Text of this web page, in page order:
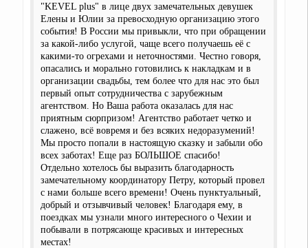
"KEVEL plus" в лице двух замечательных девушек
Елены и Юлии за превосходную организацию этого
события! В России мы привыкли, что при обращении
за какой-либо услугой, чаще всего получаешь её с
какими-то огрехами и неточностями. Честно говоря,
опасались и морально готовились к накладкам и в
организации свадьбы, тем более что для нас это был
первый опыт сотрудничества с зарубежным
агентством. Но Ваша работа оказалась для нас
приятным сюрпризом! Агентство работает четко и
слажено, всё вовремя и без всяких недоразумений!
Мы просто попали в настоящую сказку и забыли обо
всех заботах! Еще раз БОЛЬШОЕ спасибо!
Отдельно хотелось бы выразить благодарность
замечательному координатору Петру, который провел
с нами больше всего времени! Очень пунктуальный,
добрый и отзывчивый человек! Благодаря ему, в
поездках мы узнали много интересного о Чехии и
побывали в потрясающе красивых и интересных
местах!